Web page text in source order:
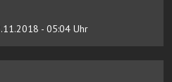
- 05:04 Uhr